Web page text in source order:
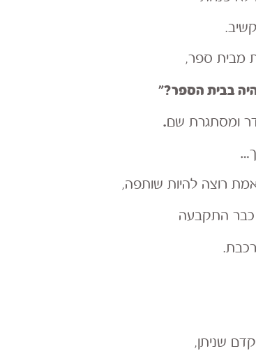
מבית ספר,
בבית הספר?״
ומסתגרת שם.
רוצה להיות שותפה,
כבר התקבעה
שניתן,